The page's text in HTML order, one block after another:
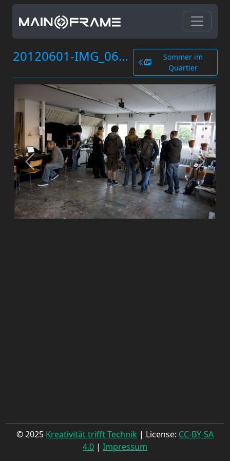
20120601-IMG_0663.jpg
Sommer im
Quartier
© 2025 Kreativität trifft Technik | License: CC-BY-SA
4.0 | Impressum